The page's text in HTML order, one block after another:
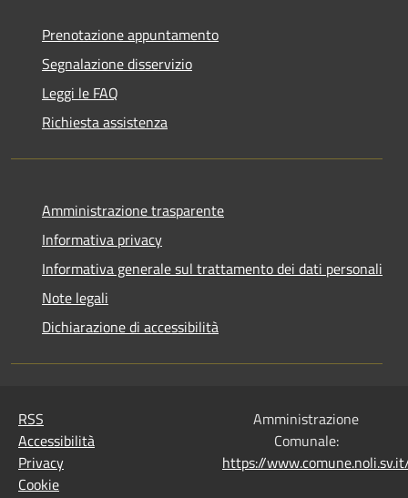
Prenotazione appuntamento
Segnalazione disservizio
Leggi le FAQ
Richiesta assistenza
Amministrazione trasparente
Informativa privacy
Informativa generale sul trattamento dei dati personali
Note legali
Dichiarazione di accessibilità
RSS
Accessibilità
Privacy
Cookie
Amministrazione
Comunale:
https://